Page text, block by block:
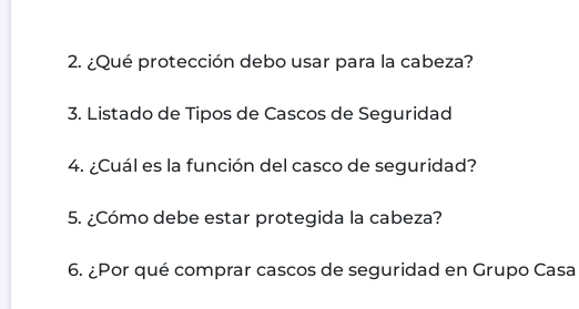
2. ¿Qué protección debo usar para la cabeza?
3. Listado de Tipos de Cascos de Seguridad
4. ¿Cuál es la función del casco de seguridad?
5. ¿Cómo debe estar protegida la cabeza?
6. ¿Por qué comprar cascos de seguridad en Grupo